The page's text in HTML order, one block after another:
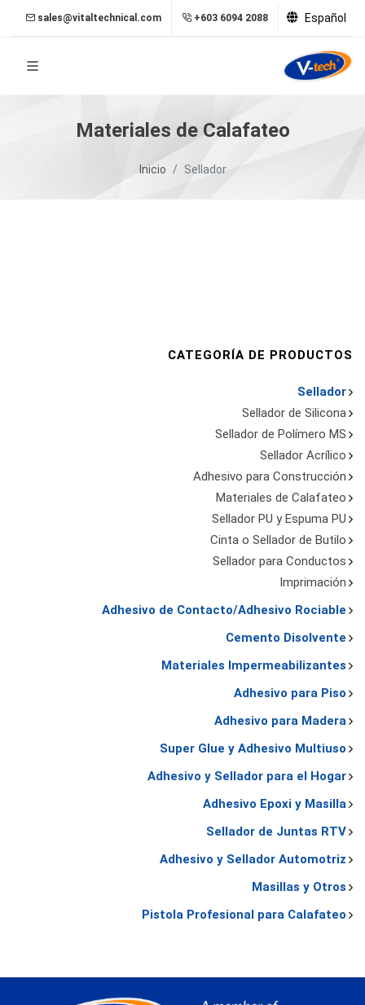
sales@vitaltechnical.com +603 6094 2088 Español
Materiales de Calafateo
Inicio Sellador
CATEGORÍA DE PRODUCTOS
Sellador
Sellador de Silicona
Sellador de Polímero MS
Sellador Acrílico
Adhesivo para Construcción
Materiales de Calafateo
Sellador PU y Espuma PU
Cinta o Sellador de Butilo
Sellador para Conductos
Imprimación
Adhesivo de Contacto/Adhesivo Rociable
Cemento Disolvente
Materiales Impermeabilizantes
Adhesivo para Piso
Adhesivo para Madera
Super Glue y Adhesivo Multiuso
Adhesivo y Sellador para el Hogar
Adhesivo Epoxi y Masilla
Sellador de Juntas RTV
Adhesivo y Sellador Automotriz
Masillas y Otros
Pistola Profesional para Calafateo